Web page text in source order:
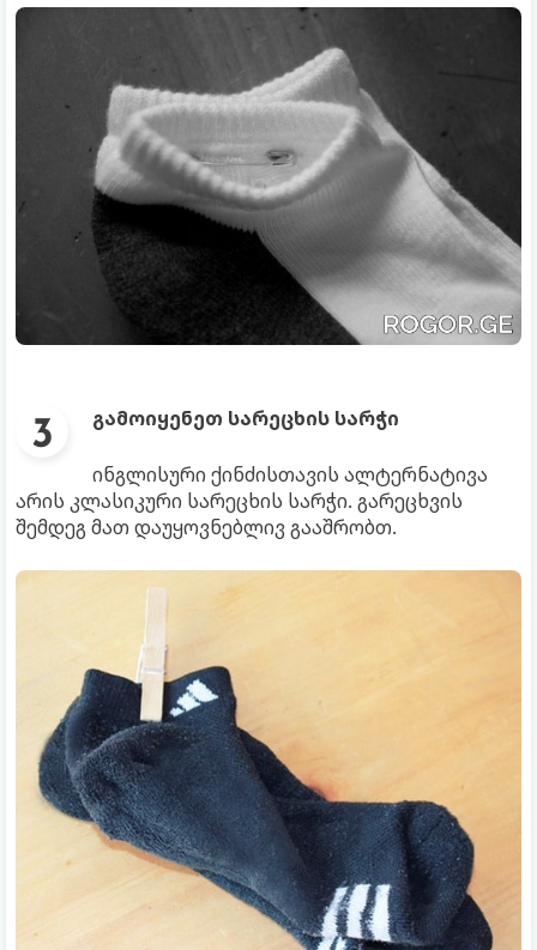
გამოიყენეთ სარეცხის სარჭი
ინგლისური ქინძისთავის ალტერნატივა
არის კლასიკური სარეცხის სარჭი. გარეცხვის
შემდეგ მათ დაუყოვნებლივ გააშრობთ.